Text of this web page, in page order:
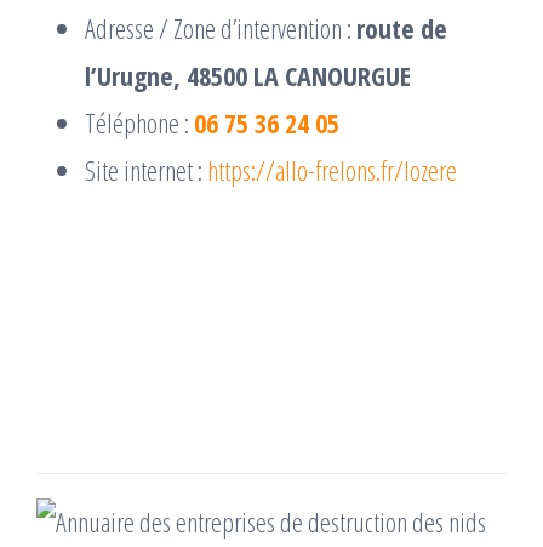
Adresse / Zone d’intervention : route de
l’Urugne, 48500 LA CANOURGUE
Téléphone : 06 75 36 24 05
Site internet : https://allo-frelons.fr/lozere